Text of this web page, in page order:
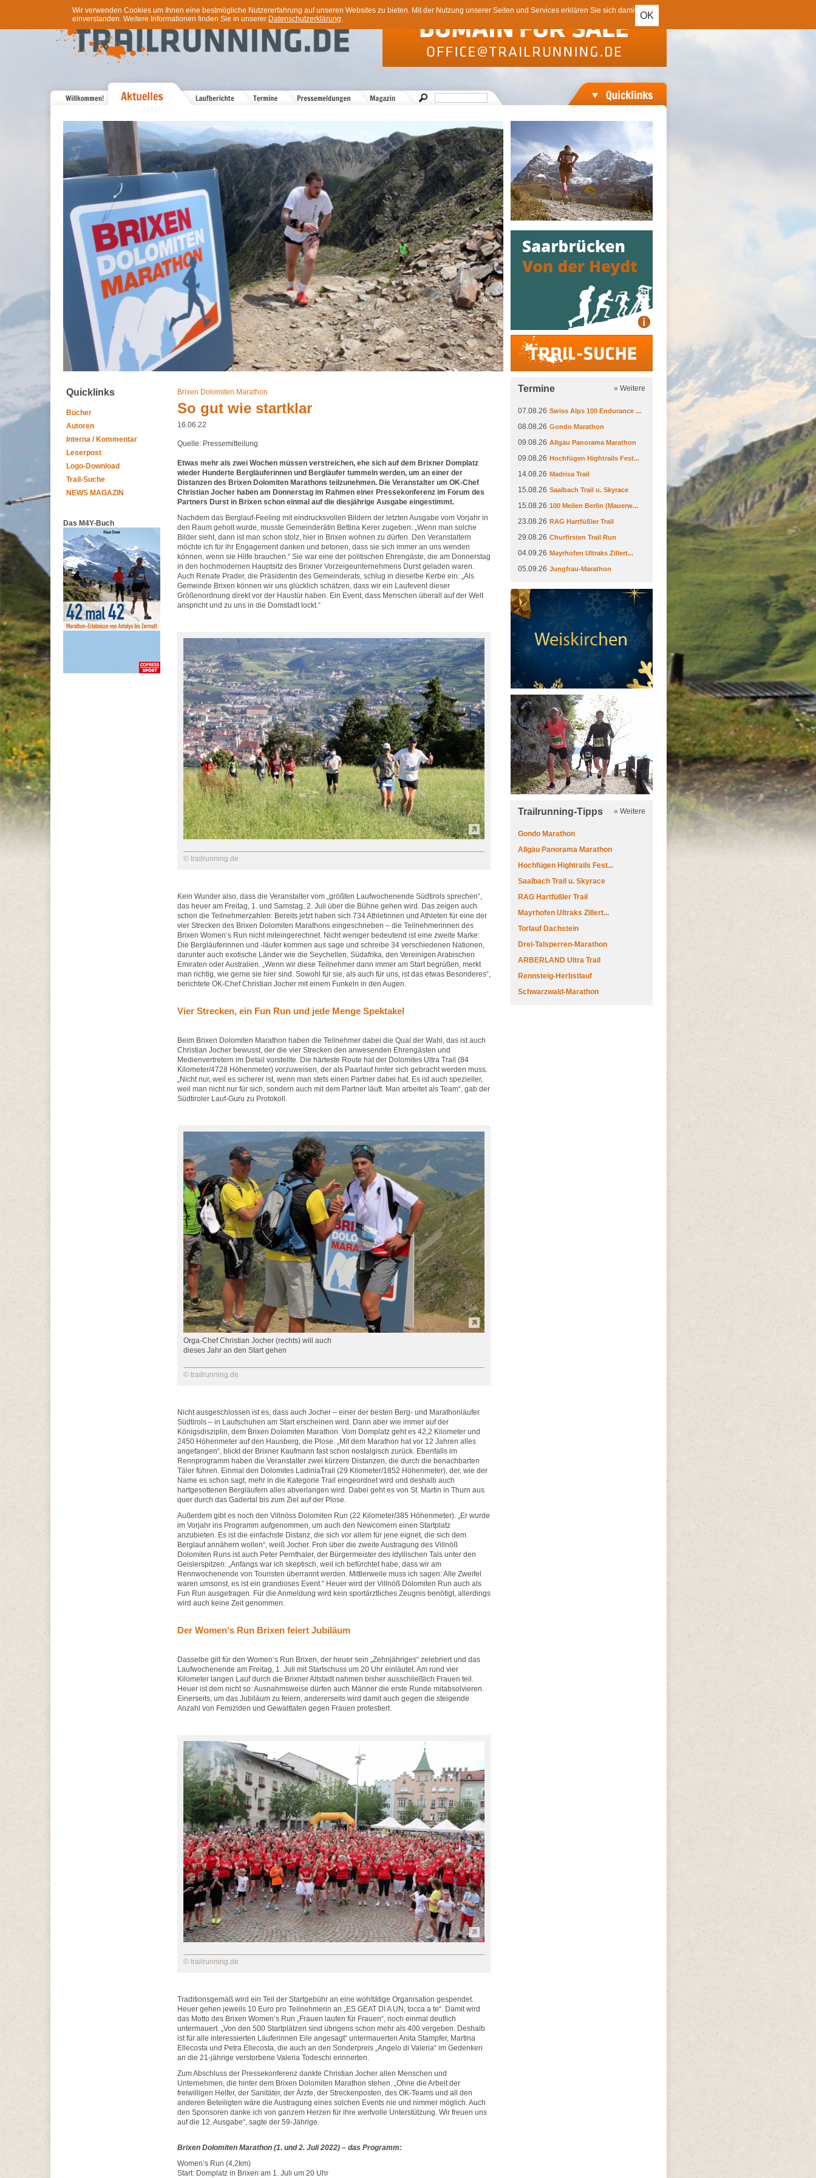
OK
Wir verwenden Cookies um Ihnen eine bestmögliche Nutzererfahrung auf unseren Websites zu bieten. Mit der Nutzung unserer Seiten und Services erklären Sie sich damit
einverstanden. Weitere Informationen finden Sie in unserer Datenschutzerklärung.
Quicklinks
Bücher
Autoren
Interna / Kommentar
Leserpost
Logo-Download
Trail-Suche
NEWS MAGAZIN
Das M4Y-Buch
Brixen Dolomiten Marathon
So gut wie startklar
16.06.22
Quelle: Pressemitteilung
Etwas mehr als zwei Wochen müssen verstreichen, ehe sich auf dem Brixner Domplatz
wieder Hunderte Bergläuferinnen und Bergläufer tummeln werden, um an einer der
Distanzen des Brixen Dolomiten Marathons teilzunehmen. Die Veranstalter um OK-Chef
Christian Jocher haben am Donnerstag im Rahmen einer Pressekonferenz im Forum des
Partners Durst in Brixen schon einmal auf die diesjährige Ausgabe eingestimmt.
Nachdem das Berglauf-Feeling mit eindrucksvollen Bildern der letzten Ausgabe vom Vorjahr in
den Raum geholt wurde, musste Gemeinderätin Bettina Kerer zugeben: „Wenn man solche
Bilder sieht, dann ist man schon stolz, hier in Brixen wohnen zu dürfen. Den Veranstaltern
möchte ich für ihr Engagement danken und betonen, dass sie sich immer an uns wenden
können, wenn sie Hilfe brauchen.“ Sie war eine der politischen Ehrengäste, die am Donnerstag
in den hochmodernen Hauptsitz des Brixner Vorzeigeunternehmens Durst geladen waren.
Auch Renate Prader, die Präsidentin des Gemeinderats, schlug in dieselbe Kerbe ein: „Als
Gemeinde Brixen können wir uns glücklich schätzen, dass wir ein Laufevent dieser
Größenordnung direkt vor der Haustür haben. Ein Event, dass Menschen überall auf der Welt
anspricht und zu uns in die Domstadt lockt.“
© trailrunning.de
Kein Wunder also, dass die Veranstalter vom „größten Laufwochenende Südtirols sprechen“,
das heuer am Freitag, 1. und Samstag, 2. Juli über die Bühne gehen wird. Das zeigen auch
schon die Teilnehmerzahlen: Bereits jetzt haben sich 734 Athletinnen und Athleten für eine der
vier Strecken des Brixen Dolomiten Marathons eingeschrieben – die Teilnehmerinnen des
Brixen Women’s Run nicht miteingerechnet. Nicht weniger bedeutend ist eine zweite Marke:
Die Bergläuferinnen und -läufer kommen aus sage und schreibe 34 verschiedenen Nationen,
darunter auch exotische Länder wie die Seychellen, Südafrika, den Vereinigen Arabischen
Emiraten oder Australien. „Wenn wir diese Teilnehmer dann immer am Start begrüßen, merkt
man richtig, wie gerne sie hier sind. Sowohl für sie, als auch für uns, ist das etwas Besonderes“,
berichtete OK-Chef Christian Jocher mit einem Funkeln in den Augen.
Vier Strecken, ein Fun Run und jede Menge Spektakel
Beim Brixen Dolomiten Marathon haben die Teilnehmer dabei die Qual der Wahl, das ist auch
Christian Jocher bewusst, der die vier Strecken den anwesenden Ehrengästen und
Medienvertretern im Detail vorstellte. Die härteste Route hat der Dolomites Ultra Trail (84
Kilometer/4728 Höhenmeter) vorzuweisen, der als Paarlauf hinter sich gebracht werden muss.
„Nicht nur, weil es sicherer ist, wenn man stets einen Partner dabei hat. Es ist auch spezieller,
weil man nicht nur für sich, sondern auch mit dem Partner läuft. Man arbeitet als Team“, gab der
Südtiroler Lauf-Guru zu Protokoll.
Orga-Chef Christian Jocher (rechts) will auch
dieses Jahr an den Start gehen
© trailrunning.de
Nicht ausgeschlossen ist es, dass auch Jocher – einer der besten Berg- und Marathonläufer
Südtirols – in Laufschuhen am Start erscheinen wird. Dann aber wie immer auf der
Königsdisziplin, dem Brixen Dolomiten Marathon. Vom Domplatz geht es 42,2 Kilometer und
2450 Höhenmeter auf den Hausberg, die Plose. „Mit dem Marathon hat vor 12 Jahren alles
angefangen“, blickt der Brixner Kaufmann fast schon nostalgisch zurück. Ebenfalls im
Rennprogramm haben die Veranstalter zwei kürzere Distanzen, die durch die benachbarten
Täler führen. Einmal den Dolomites LadiniaTrail (29 Kilometer/1852 Höhenmeter), der, wie der
Name es schon sagt, mehr in die Kategorie Trail eingeordnet wird und deshalb auch
hartgesottenen Bergläufern alles abverlangen wird. Dabei geht es von St. Martin in Thurn aus
quer durch das Gadertal bis zum Ziel auf der Plose.
Außerdem gibt es noch den Villnöss Dolomiten Run (22 Kilometer/385 Höhenmeter). „Er wurde
im Vorjahr ins Programm aufgenommen, um auch den Newcomern einen Startplatz
anzubieten. Es ist die einfachste Distanz, die sich vor allem für jene eignet, die sich dem
Berglauf annähern wollen“, weiß Jocher. Froh über die zweite Austragung des Villnöß
Dolomiten Runs ist auch Peter Pernthaler, der Bürgermeister des idyllischen Tals unter den
Geislerspitzen: „Anfangs war ich skeptisch, weil ich befürchtet habe, dass wir am
Rennwochenende von Touristen überrannt werden. Mittlerweile muss ich sagen: Alle Zweifel
waren umsonst, es ist ein grandioses Event.“ Heuer wird der Villnöß Dolomiten Run auch als
Fun Run ausgetragen. Für die Anmeldung wird kein sportärztliches Zeugnis benötigt, allerdings
wird auch keine Zeit genommen.
Der Women‘s Run Brixen feiert Jubiläum
Dasselbe gilt für den Women‘s Run Brixen, der heuer sein „Zehnjähriges“ zelebriert und das
Laufwochenende am Freitag, 1. Juli mit Startschuss um 20 Uhr einläutet. Am rund vier
Kilometer langen Lauf durch die Brixner Altstadt nahmen bisher ausschließlich Frauen teil.
Heuer ist dem nicht so: Ausnahmsweise dürfen auch Männer die erste Runde mitabsolvieren.
Einerseits, um das Jubiläum zu feiern, andererseits wird damit auch gegen die steigende
Anzahl von Femiziden und Gewalttaten gegen Frauen protestiert.
© trailrunning.de
Traditionsgemäß wird ein Teil der Startgebühr an eine wohltätige Organisation gespendet.
Heuer gehen jeweils 10 Euro pro Teilnehmerin an „ES GEAT DI A UN, tocca a te“. Damit wird
das Motto des Brixen Women’s Run „Frauen laufen für Frauen“, noch einmal deutlich
untermauert. „Von den 500 Startplätzen sind übrigens schon mehr als 400 vergeben. Deshalb
ist für alle interessierten Läuferinnen Eile angesagt“ untermauerten Anita Stampfer, Martina
Ellecosta und Petra Ellecosta, die auch an den Sonderpreis „Angelo di Valeria“ im Gedenken
an die 21-jährige verstorbene Valeria Todeschi erinnerten.
Zum Abschluss der Pressekonferenz dankte Christian Jocher allen Menschen und
Unternehmen, die hinter dem Brixen Dolomiten Marathon stehen. „Ohne die Arbeit der
freiwilligen Helfer, der Sanitäter, der Ärzte, der Streckenposten, des OK-Teams und all den
anderen Beteiligten wäre die Austragung eines solchen Events nie und nimmer möglich. Auch
den Sponsoren danke ich von ganzem Herzen für ihre wertvolle Unterstützung. Wir freuen uns
auf die 12. Ausgabe“, sagte der 59-Jährige.
Brixen Dolomiten Marathon (1. und 2. Juli 2022) – das Programm:
Women’s Run (4,2km)
Start: Domplatz in Brixen am 1. Juli um 20 Uhr
Termine » Weitere
07.08.26 Swiss Alps 100 Endurance ...
08.08.26 Gondo Marathon
09.08.26 Allgäu Panorama Marathon
09.08.26 Hochfügen Hightrails Fest...
14.08.26 Madrisa Trail
15.08.26 Saalbach Trail u. Skyrace
15.08.26 100 Meilen Berlin (Mauerw...
23.08.26 RAG Hartfüßler Trail
29.08.26 Churfirsten Trail Run
04.09.26 Mayrhofen Ultraks Zillert...
05.09.26 Jungfrau-Marathon
Trailrunning-Tipps » Weitere
Gondo Marathon
Allgäu Panorama Marathon
Hochfügen Hightrails Fest...
Saalbach Trail u. Skyrace
RAG Hartfüßler Trail
Mayrhofen Ultraks Zillert...
Torlauf Dachstein
Drei-Talsperren-Marathon
ARBERLAND Ultra Trail
Rennsteig-Herbstlauf
Schwarzwald-Marathon